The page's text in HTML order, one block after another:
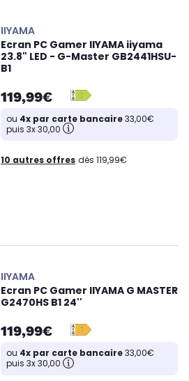
IIYAMA
Ecran PC Gamer IIYAMA iiyama
23.8" LED - G-Master GB2441HSU-
B1
119,99€
ou 4x par carte bancaire33,00€
puis 3x 30,00
10 autres offres dès 119,99€
IIYAMA
Ecran PC Gamer IIYAMA G MASTER
G2470HS B1 24''
119,99€
ou 4x par carte bancaire33,00€
puis 3x 30,00